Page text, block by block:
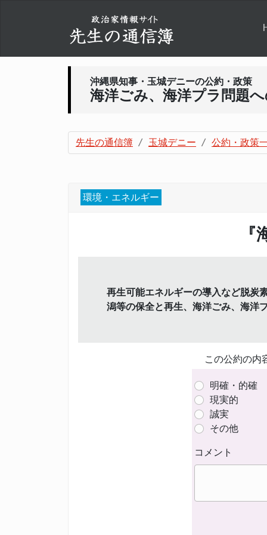
沖縄県知事・玉城デニーの公約・政策
海洋ごみ、海洋プラ問題
先生の通信簿 玉城デニー 公約・政策
環境・エネルギー
再生可能エネルギーの導入など脱炭
潟等の保全と再生、海洋ごみ、海洋
この公約の内
明確・的確
現実的
誠実
その他
コメント